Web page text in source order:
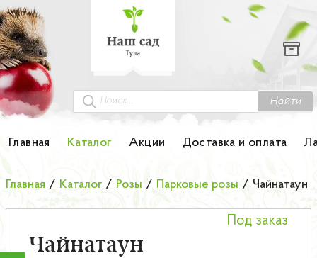
Найти
Главная Каталог Акции Доставка и оплата
Каталог
Гортензии
Грунты
Лук-севок
Малина
Главная / Каталог / Розы / Парковые розы / Чайнатаун
Чайнатаун
Под заказ